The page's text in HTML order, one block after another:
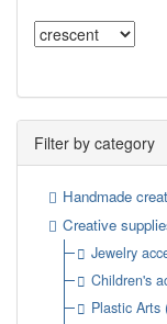
Filter by category
Handmade
Creative
Jewelry
Children's
Plastic Arts